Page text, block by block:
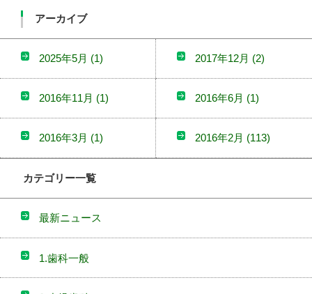
アーカイブ
2025年5月 (1) 2017年12月 (2)
2016年11月 (1) 2016年6月 (1)
2016年3月 (1) 2016年2月 (113)
カテゴリー一覧
最新ニュース
1.歯科一般